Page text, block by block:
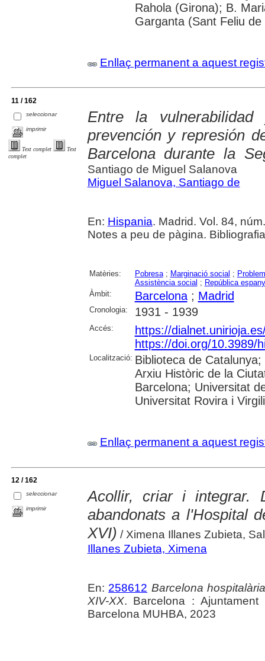
Rahola (Girona); B.
Garganta (Sant Feliu de
Enllaç permanent a aquest
11 / 162
seleccionar
imprimir
Text complet
Text
complet
Entre la
prevención y represión
Barcelona durante la
Santiago de Miguel Salanova
Miguel Salanova, Santiago de
En: Hispania. Madrid. Vol. 84,
Notes a peu de pàgina.
Matèries: Pobresa; Marginació social ;
Assistència social ; República
Àmbit:
Barcelona; Madrid
Cronologia: 1931 - 1939
Accés:
https://
https://doi.org/10.3989/
Localització: Biblioteca de
Arxiu Històric de la
Barcelona; Universitat
Universitat Rovira i
Enllaç permanent a aquest
12 / 162
seleccionar
imprimir
Acollir, criar i integrar.
abandonats a l'Hospital
XVI) / Ximena Illanes Zubieta,
Illanes Zubieta, Ximena
En: 258612 Barcelona
XIV-XX. Barcelona :
Barcelona MUHBA, 2023